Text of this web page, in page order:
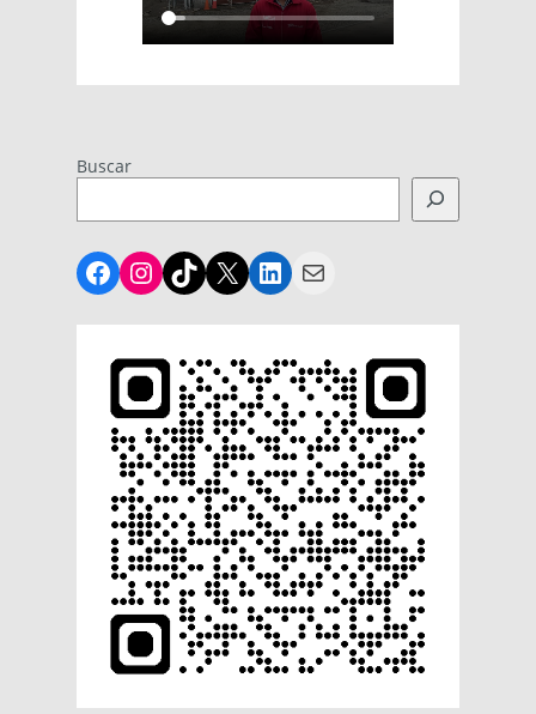
Buscar
Facebook
Instagram
TikTok
X LinkedIn
Mail